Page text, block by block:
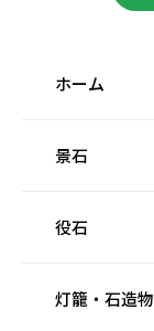
ホーム
景石
役石
灯籠・石造物